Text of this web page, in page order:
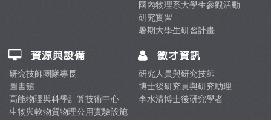
國內物理系大學生參觀活動
研究實習
暑期大學生研習計畫
資源與設備
研究技師團隊專長
圖書館
高能物理與科學計算技術中心
生物與軟物質物理公用實驗設施
徵才資訊
研究人員與研究技師
博士後研究員與研究助理
李水清博士後研究學者